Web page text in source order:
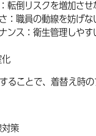
：転倒リスクを増加さ
：職員の動線を妨げな
ンス ：衛生管理しや
化
ることで、着替え時
策